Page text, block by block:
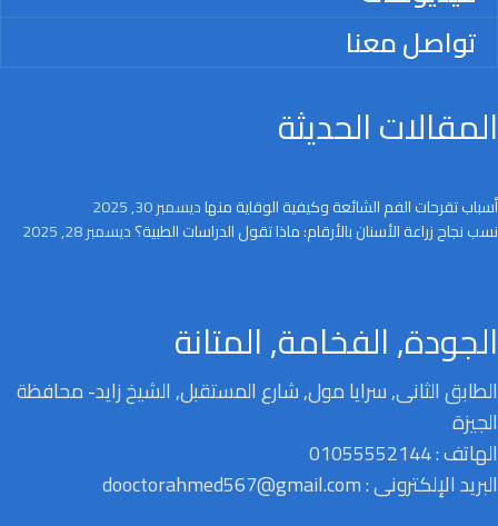
تواصل معنا
المقالات الحديثة
أسباب تقرحات الفم الشائعة وكيفية الوقاية منهاديسمبر 30, 2025
نسب نجاح زراعة الأسنان بالأرقام: ماذا تقول الدراسات الطبية؟ديسمبر 28, 2025
الجودة, الفخامة, المتانة
الطابق الثانى, سرايا مول, شارع المستقبل, الشيخ زايد- محافظة
الجيزة
الهاتف : 01055552144
البريد الإلكترونى : dooctorahmed567@gmail.com